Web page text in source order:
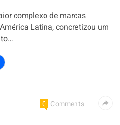
complexo de marcas
Latina, concretizou um
0 Comments